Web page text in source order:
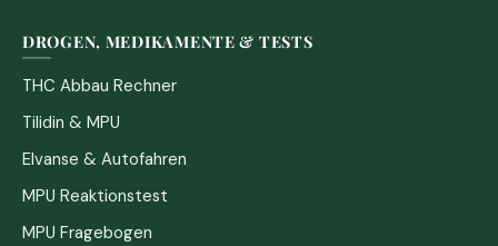
DROGEN, MEDIKAMENTE & TESTS
THC Abbau Rechner
Tilidin & MPU
Elvanse & Autofahren
MPU Reaktionstest
MPU Fragebogen